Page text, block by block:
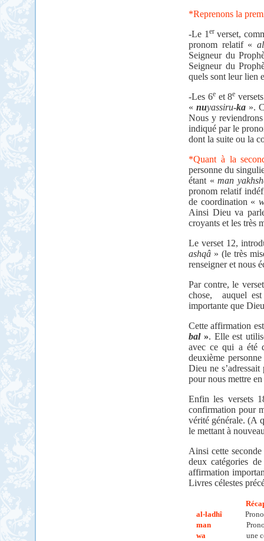
*Reprenons la
-Le 1 erverset,
pronom relatif «
Seigneur du
Seigneur du
quels sont leur lien
-Les 6eet 8e
«nuyassiru-ka ».
Nous y
indiqué par le
dont la suite ou la
*Quant à la
personne du
étant «man
pronom relatif
de coordination «
Ainsi Dieu va
croyants et les très
Le verset 12,
ashqâ » (le très
renseigner et nous
Par contre, le
chose,
auquel
importante que
Cette affirmation
bal ». Elle est
avec ce qui a été
deuxième
Dieu ne
pour nous mettre
Enfin les versets
confirmation pour
vérité générale. (A
le mettant à
Ainsi cette
deux catégories
affirmation
Livres célestes
al-ladhî
man
wa
une